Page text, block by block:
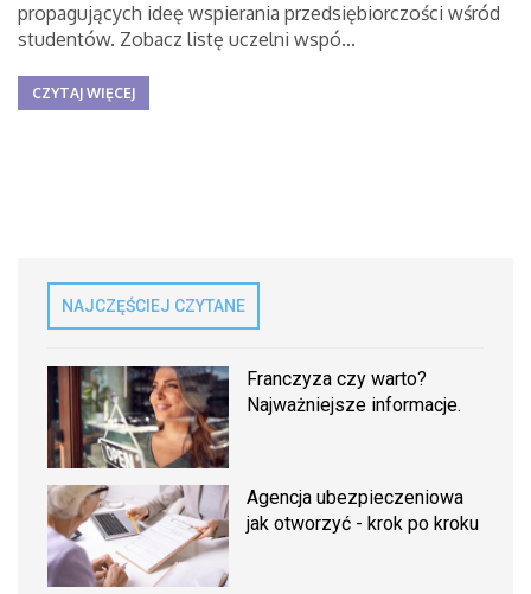
propagujących ideę wspierania przedsiębiorczości wśród
studentów. Zobacz listę uczelni wspó...
CZYTAJ WIĘCEJ
NAJCZĘŚCIEJ CZYTANE
Franczyza czy warto?
Najważniejsze informacje.
Agencja ubezpieczeniowa
jak otworzyć - krok po kroku